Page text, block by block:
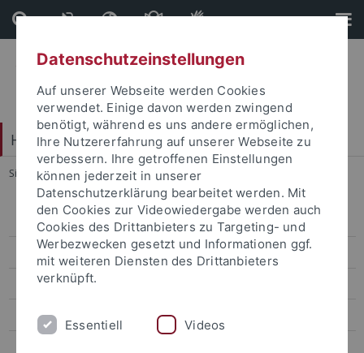
Direkt
zum
Inhalt
Direkt
zur
Fußleiste
Hochschulkommunikation
Sie sind hier: Startseite ... Mitarbeitercards
Corporate-Design
Basiselemente
Gestaltungsmuster
Geschäftsausstattung
Datenschutzeinstellungen
Auf unserer Webseite werden Cookies
verwendet. Einige davon werden zwingend
benötigt, während es uns andere ermöglichen,
Ihre Nutzererfahrung auf unserer Webseite zu
verbessern. Ihre getroffenen Einstellungen
können jederzeit in unserer
Datenschutzerklärung bearbeitet werden. Mit
den Cookies zur Videowiedergabe werden auch
Cookies des Drittanbieters zu Targeting- und
Werbezwecken gesetzt und Informationen ggf.
mit weiteren Diensten des Drittanbieters
verknüpft.
Essentiell Videos